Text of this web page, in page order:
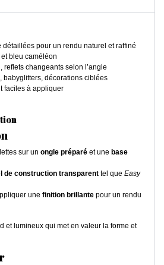
détaillées pour un rendu naturel et raffiné
bleu caméléon
reflets changeants selon l’angle
babyglitters, décorations ciblées
faciles à appliquer
sur un ongle préparé et une base
de construction transparent tel que Easy
une finition brillante pour un rendu
et lumineux qui met en valeur la forme et